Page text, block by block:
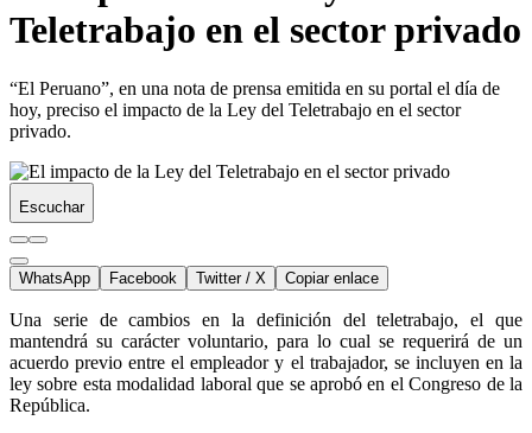
Teletrabajo en el sector privado
“El Peruano”, en una nota de prensa emitida en su portal el día de
hoy, preciso el impacto de la Ley del Teletrabajo en el sector
privado.
Escuchar
WhatsApp Facebook Twitter / X Copiar enlace
Una serie de cambios en la definición del teletrabajo, el que
mantendrá su carácter voluntario, para lo cual se requerirá de un
acuerdo previo entre el empleador y el trabajador, se incluyen en la
ley sobre esta modalidad laboral que se aprobó en el Congreso de la
República.